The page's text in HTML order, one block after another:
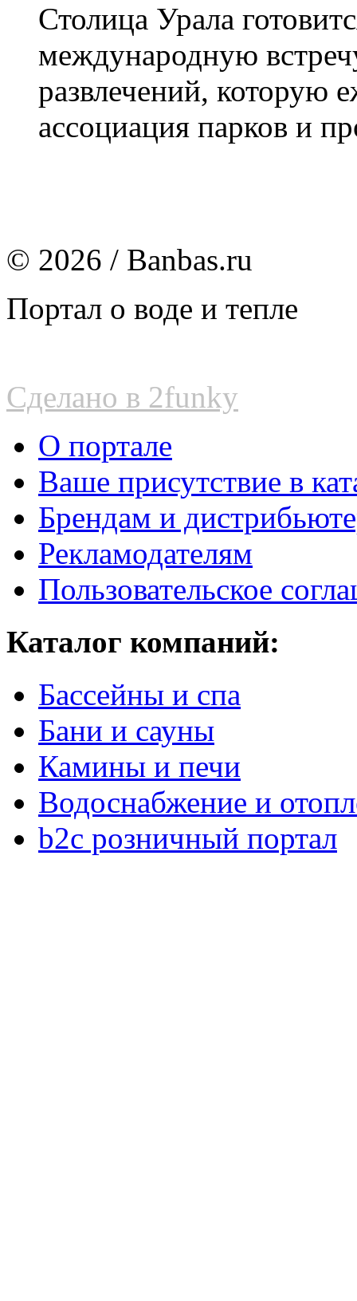
Столица Урала
международную
развлечений, которую
ассоциация парков и
© 2026 / Banbas.ru
Портал о воде и тепле
Сделано в 2funky
О портале
Ваше присутствие в
Брендам и
Рекламодателям
Пользовательское
Каталог компаний:
Бассейны и спа
Бани и сауны
Камины и печи
Водоснабжение и
b2c розничный портал